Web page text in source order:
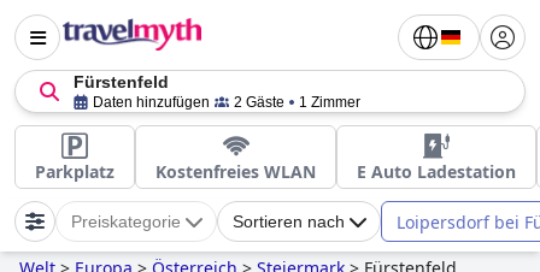
Fürstenfeld
Daten hinzufügen 2 Gäste 1 Zimmer
Parkplatz Kostenfreies WLAN E Auto Ladestation
Preiskategorie Sortieren nach Loipersdorf bei